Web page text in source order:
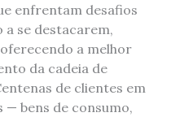
enfrentam desafios
se destacarem,
a melhor
da cadeia de
de clientes em
— bens de consumo,